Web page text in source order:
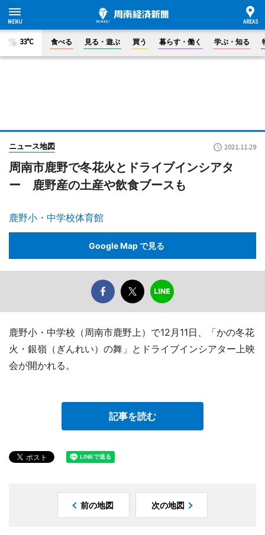
33°C 食べる 見る・遊ぶ 買う 暮らす・働く 学ぶ・知る
ニュース地図 2021.11.29
周南市鹿野で冬花火とドライブインシアタ
ー 鹿野産の土産や飲食ブースも
鹿野小・中学校体育館
Google Map で見る
鹿野小・中学校（周南市鹿野上）で12月11日、「かの冬花
火・銀嶺（ぎんれい）の舞」とドライブインシアター上映
会が開かれる。
記事を読む
前の地図 次の地図